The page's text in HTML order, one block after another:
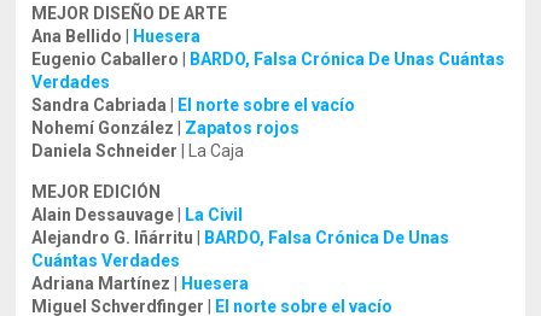
MEJOR DISEÑO DE ARTE
Ana Bellido
Huesera
Eugenio Caballero
BARDO, Falsa Crónica De Unas Cuántas
Verdades
Sandra Cabriada
El norte sobre el vacío
Nohemí González
Zapatos rojos
Daniela Schneider | La Caja
MEJOR EDICIÓN
Alain Dessauvage
La Civil
Alejandro G. Iñárritu
BARDO, Falsa Crónica De Unas
Cuántas Verdades
Adriana Martínez
Huesera
Miguel Schverdfinger
El norte sobre el vacío